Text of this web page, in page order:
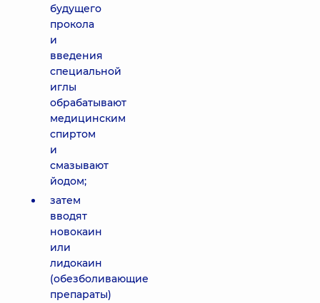
будущего
прокола
и
введения
специальной
иглы
обрабатывают
медицинским
спиртом
и
смазывают
йодом;
затем
вводят
новокаин
или
лидокаин
(обезболивающие
препараты)